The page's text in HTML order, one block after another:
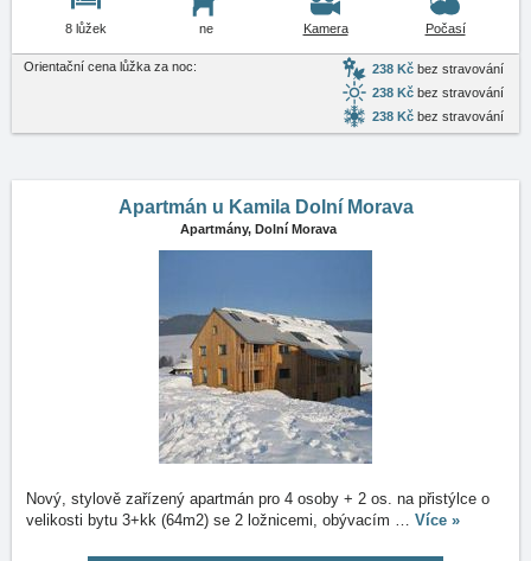
8 lůžek ne Kamera Počasí
Orientační cena lůžka za noc: 238 Kč bez stravování
238 Kč bez stravování
238 Kč bez stravování
Apartmán u Kamila Dolní Morava
Apartmány, Dolní Morava
Nový, stylově zařízený apartmán pro 4 osoby + 2 os. na přistýlce o
velikosti bytu 3+kk (64m2) se 2 ložnicemi, obývacím … Více »